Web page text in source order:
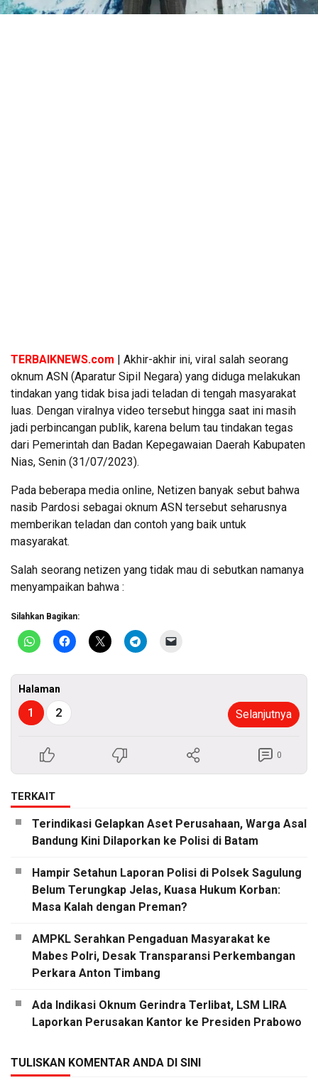
TERBAIKNEWS.com | Akhir-akhir ini, viral salah seorang
oknum ASN (Aparatur Sipil Negara) yang diduga melakukan
tindakan yang tidak bisa jadi teladan di tengah masyarakat
luas. Dengan viralnya video tersebut hingga saat ini masih
jadi perbincangan publik, karena belum tau tindakan tegas
dari Pemerintah dan Badan Kepegawaian Daerah Kabupaten
Nias, Senin (31/07/2023).
Pada beberapa media online, Netizen banyak sebut bahwa
nasib Pardosi sebagai oknum ASN tersebut seharusnya
memberikan teladan dan contoh yang baik untuk
masyarakat.
Salah seorang netizen yang tidak mau di sebutkan namanya
menyampaikan bahwa :
Silahkan Bagikan:
Halaman
1 2 Selanjutnya
0
TERKAIT
Terindikasi Gelapkan Aset Perusahaan, Warga Asal
Bandung Kini Dilaporkan ke Polisi di Batam
Hampir Setahun Laporan Polisi di Polsek Sagulung
Belum Terungkap Jelas, Kuasa Hukum Korban:
Masa Kalah dengan Preman?
AMPKL Serahkan Pengaduan Masyarakat ke
Mabes Polri, Desak Transparansi Perkembangan
Perkara Anton Timbang
Ada Indikasi Oknum Gerindra Terlibat, LSM LIRA
Laporkan Perusakan Kantor ke Presiden Prabowo
TULISKAN KOMENTAR ANDA DI SINI